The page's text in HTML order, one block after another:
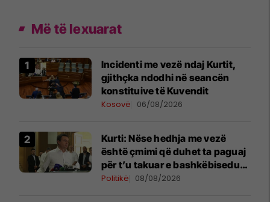
Më të lexuarat
Incidenti me vezë ndaj Kurtit,
gjithçka ndodhi në seancën
konstituive të Kuvendit
Kosovë 06/08/2026
Kurti: Nëse hedhja me vezë
është çmimi që duhet ta paguaj
për t’u takuar e bashkëbiseduar
jam i lumtur ta bëj këtë
Politikë 08/08/2026